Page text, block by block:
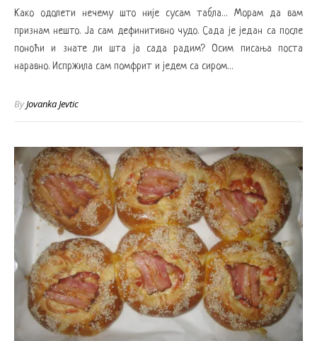
Како одолети нечему што није сусам табла… Морам да вам
признам нешто. Ја сам дефинитивно чудо. Сада је један са после
поноћи и знате ли шта ја сада радим? Осим писања поста
наравно. Испржила сам помфрит и једем са сиром…
ByJovanka Jevtic